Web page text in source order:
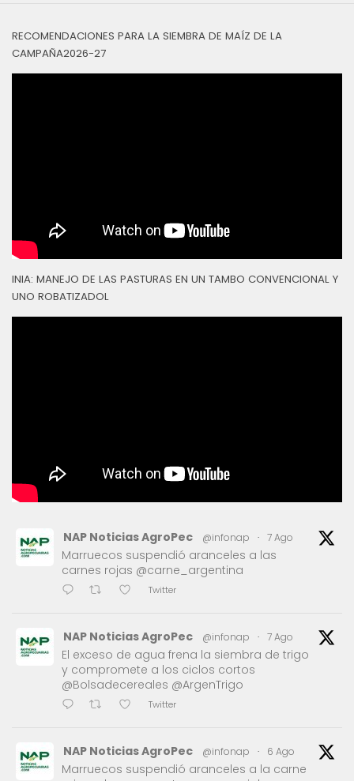
RECOMENDACIONES PARA LA SIEMBRA DE MAÍZ DE LA
CAMPAÑA2026-27
INIA: MANEJO DE LAS PASTURAS EN UN TAMBO CONVENCIONAL Y
UNO ROBATIZADOL
NAP Noticias AgroPec @infonap · 7 Ago
Marruecos suspendió aranceles a las
carnes rojas @carne_argentina
Twitter
NAP Noticias AgroPec @infonap · 7 Ago
El exceso de agua frena la siembra de trigo
y compromete a los ciclos cortos
@Bolsadecereales @ArgenTrigo
Twitter
NAP Noticias AgroPec @infonap · 6 Ago
Marruecos suspendió aranceles a la carne